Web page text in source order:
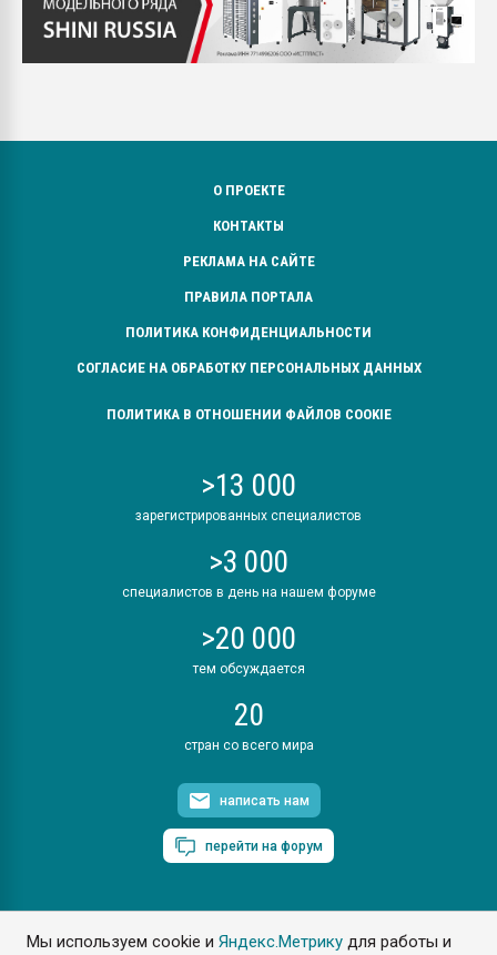
Мы используем cookie иЯндекс.Метрику для работы и
О ПРОЕКТЕ
КОНТАКТЫ
РЕКЛАМА НА САЙТЕ
ПРАВИЛА ПОРТАЛА
ПОЛИТИКА КОНФИДЕНЦИАЛЬНОСТИ
СОГЛАСИЕ НА ОБРАБОТКУ ПЕРСОНАЛЬНЫХ ДАННЫХ
ПОЛИТИКА В ОТНОШЕНИИ ФАЙЛОВ COOKIE
>13 000
зарегистрированных специалистов
>3 000
специалистов в день на нашем форуме
>20 000
тем обсуждается
20
стран со всего мира
написать нам
перейти на форум
ПластЭксперт © 2006. Все права защищены